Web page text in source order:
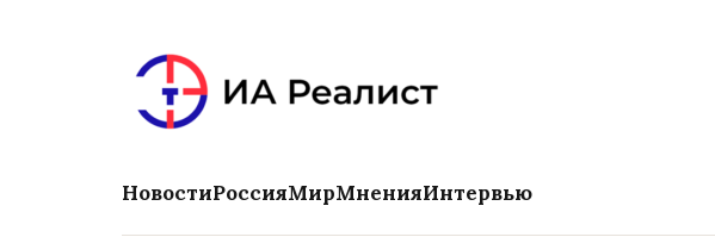
НовостиРоссияМирМненияИнтервью